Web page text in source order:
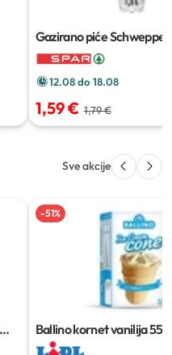
Gazirano piće Schweppes
12.08 do 18.08
1,59 € 1,79 €
Sve akcije
-51%
Ballino kornet vanilija55 g